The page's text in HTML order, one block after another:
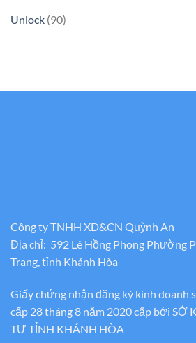
Unlock (90)
Công ty TNHH XD&CN Quỳnh An
Địa chỉ: 592 Lê Hồng Phong Phường
Trang, tỉnh Khánh Hòa
Giấy chứng nhận đăng ký kinh doanh
cấp 28 tháng 8 năm 2020 cấp bới SỞ
TƯ TỈNH KHÁNH HÒA